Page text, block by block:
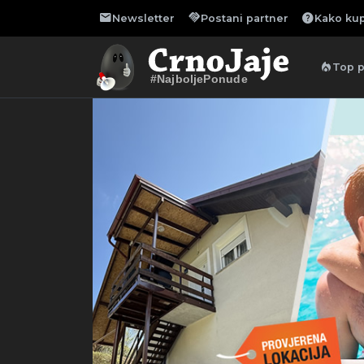
mailNewsletter handshakePostani partner helpKako
#NajboljePonude
local_fire_department Top